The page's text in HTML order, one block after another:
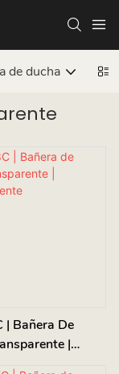
de ducha
| Bañera De
|